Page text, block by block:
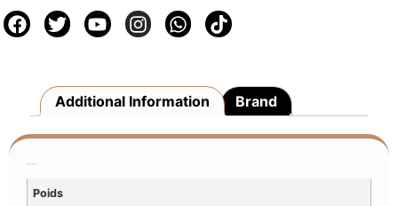
Additional Information Brand
Poids